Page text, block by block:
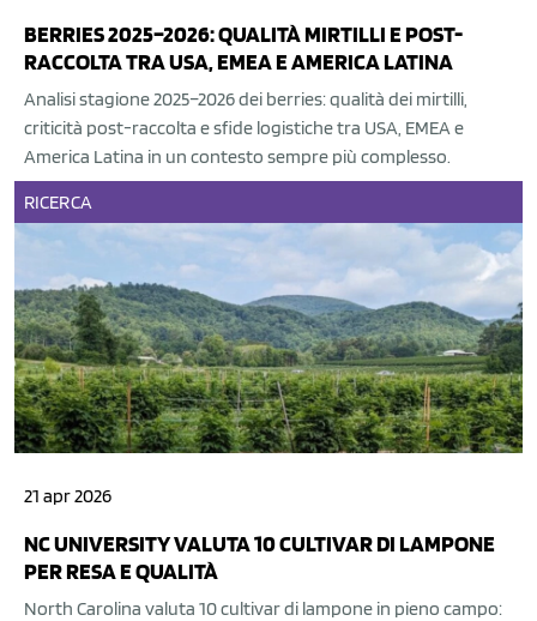
BERRIES 2025–2026: QUALITÀ MIRTILLI E POST-
RACCOLTA TRA USA, EMEA E AMERICA LATINA
Analisi stagione 2025–2026 dei berries: qualità dei mirtilli,
criticità post-raccolta e sfide logistiche tra USA, EMEA e
America Latina in un contesto sempre più complesso.
RICERCA
21 apr 2026
NC UNIVERSITY VALUTA 10 CULTIVAR DI LAMPONE
PER RESA E QUALITÀ
North Carolina valuta 10 cultivar di lampone in pieno campo: